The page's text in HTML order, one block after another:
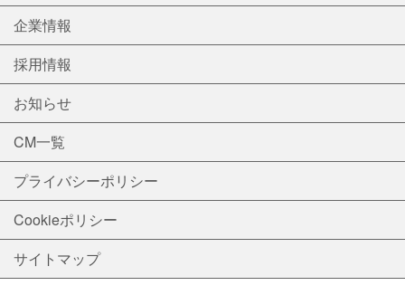
企業情報
採用情報
お知らせ
CM一覧
プライバシーポリシー
Cookieポリシー
サイトマップ